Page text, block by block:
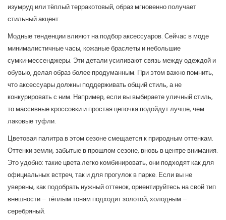
изумруд или тёплый терракотовый, образ мгновенно получает
стильный акцент.
Модные тенденции влияют на подбор аксессуаров. Сейчас в моде
минималистичные часы, кожаные браслеты и небольшие
сумки‑мессенджеры. Эти детали усиливают связь между одеждой и
обувью, делая образ более продуманным. При этом важно помнить,
что аксессуары должны поддерживать общий стиль, а не
конкурировать с ним. Например, если вы выбираете уличный стиль,
то массивные кроссовки и простая цепочка подойдут лучше, чем
лаковые туфли.
Цветовая палитра в этом сезоне смещается к природным оттенкам.
Оттенки земли, забытые в прошлом сезоне, вновь в центре внимания.
Это удобно: такие цвета легко комбинировать, они подходят как для
официальных встреч, так и для прогулок в парке. Если вы не
уверены, как подобрать нужный оттенок, ориентируйтесь на свой тип
внешности – тёплым тонам подходит золотой, холодным –
серебряный.